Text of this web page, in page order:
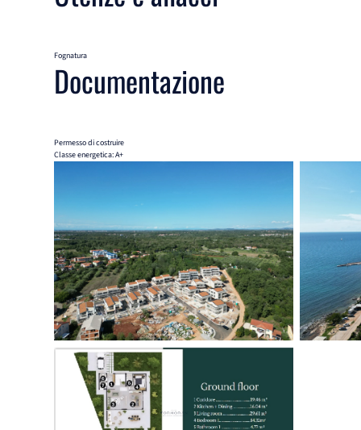
Fognatura
Documentazione
Permesso di costruire
Classe energetica: A+